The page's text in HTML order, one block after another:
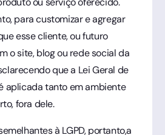
para customizar e agregar
esse cliente, ou futuro
o site, blog ou rede social da
que a Lei Geral de
aplicada tanto em ambiente
fora dele.
à LGPD, portanto,a